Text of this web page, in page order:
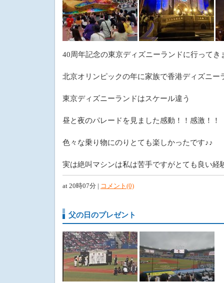
40周年記念の東京ディズニーランドに行ってき
北京オリンピックの年に家族で香港ディズニー
東京ディズニーランドはスケール違う
昼と夜のパレードを見ました感動！！感激！！
色々な乗り物にのりとても楽しかったです♪♪
実は絶叫マシンは私は苦手ですがとても良い経
at 20時07分 | コメント(0)
父の日のプレゼント